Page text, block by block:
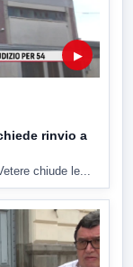
▶
rinvio a
chiude le...